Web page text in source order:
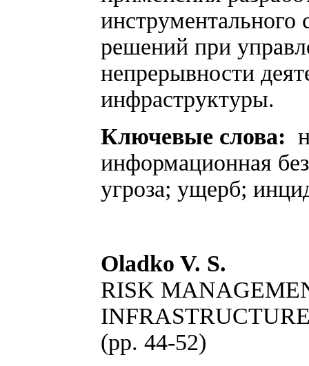
инструментального
решений при
непрерывности
инфраструктуры.
Ключевые слова:
информационная
угроза; ущерб;
Oladko V. S.
RISK
(pp. 44-52)